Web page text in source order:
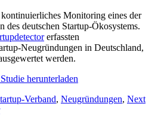
Monitoring eines der
des deutschen Startup-Ökosystems.
erfassten
Neugründungen in Deutschland,
werden.
herunterladen
Verband, Neugründungen, Next